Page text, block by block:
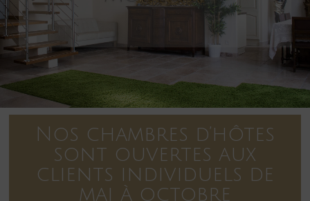
Nos chambres d’hôtes
sont ouvertes aux
clients individuels de
mai à octobre